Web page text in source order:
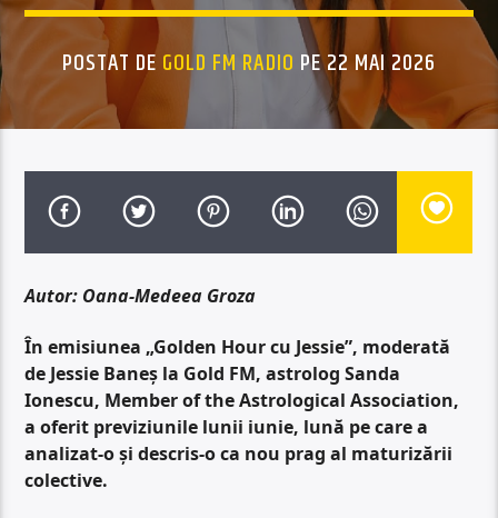
POSTAT DE GOLD FM RADIO PE 22 MAI 2026
Autor: Oana-Medeea Groza
În emisiunea „Golden Hour cu Jessie”, moderată
de Jessie Baneș la Gold FM, astrolog Sanda
Ionescu, Member of the Astrological Association,
a oferit previziunile lunii iunie, lună pe care a
analizat-o și descris-o ca nou prag al maturizării
colective.